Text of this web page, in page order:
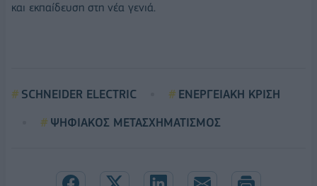
και εκπαίδευση στη νέα γενιά.
SCHNEIDER ELECTRIC
ΕΝΕΡΓΕΙΑΚΗ ΚΡΙΣΗ
ΨΗΦΙΑΚΟΣ ΜΕΤΑΣΧΗΜΑΤΙΣΜΟΣ